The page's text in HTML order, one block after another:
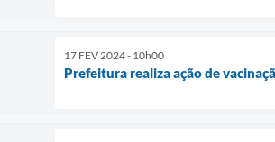
17 FEV 2024 - 10h00
Prefeitura realiza ação de